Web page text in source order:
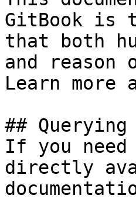
GitBook is
that both
and
Learn more
## Querying
If you
directly